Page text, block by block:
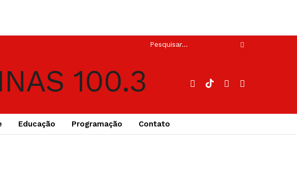
Educação Programação Contato